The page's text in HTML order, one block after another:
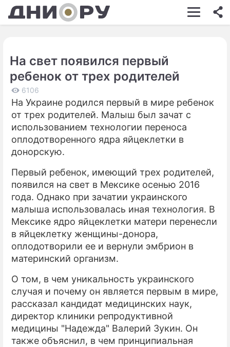
ШОУ-БИЗНЕС
КИНО
ЗДОРОВЬЕ
ЭКОНОМИКА
СТИЛЬ ЖИЗНИ
СЕРИАЛЫ
ИГРЫ
ПРЕСС-РЕЛИЗЫ
На свет появился первый
ребенок от трех родителей
6106
На Украине родился первый в мире ребенок
от трех родителей. Малыш был зачат с
использованием технологии переноса
оплодотворенного ядра яйцеклетки в
донорскую.
Первый ребенок, имеющий трех родителей,
появился на свет в Мексике осенью 2016
года. Однако при зачатии украинского
малыша использовалась иная технология. В
Мексике ядро яйцеклетки матери перенесли
в яйцеклетку женщины-донора,
оплодотворили ее и вернули эмбрион в
материнский организм.
О том, в чем уникальность украинского
случая и почему он является первым в мире,
рассказал кандидат медицинских наук,
директор клиники репродуктивной
медицины "Надежда" Валерий Зукин. Он
также объяснил, в чем принципиальная